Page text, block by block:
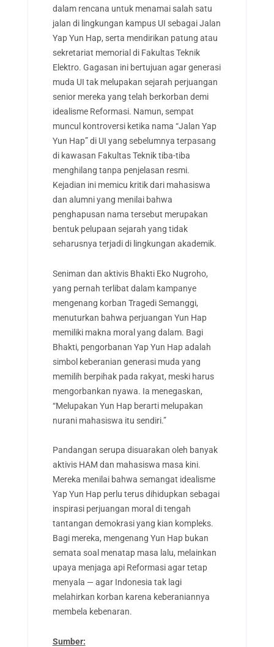
dalam rencana untuk menamai salah satu
jalan di lingkungan kampus UI sebagai Jalan
Yap Yun Hap, serta mendirikan patung atau
sekretariat memorial di Fakultas Teknik
Elektro. Gagasan ini bertujuan agar generasi
muda UI tak melupakan sejarah perjuangan
senior mereka yang telah berkorban demi
idealisme Reformasi. Namun, sempat
muncul kontroversi ketika nama “Jalan Yap
Yun Hap” di UI yang sebelumnya terpasang
di kawasan Fakultas Teknik tiba-tiba
menghilang tanpa penjelasan resmi.
Kejadian ini memicu kritik dari mahasiswa
dan alumni yang menilai bahwa
penghapusan nama tersebut merupakan
bentuk pelupaan sejarah yang tidak
seharusnya terjadi di lingkungan akademik.
Seniman dan aktivis Bhakti Eko Nugroho,
yang pernah terlibat dalam kampanye
mengenang korban Tragedi Semanggi,
menuturkan bahwa perjuangan Yun Hap
memiliki makna moral yang dalam. Bagi
Bhakti, pengorbanan Yap Yun Hap adalah
simbol keberanian generasi muda yang
memilih berpihak pada rakyat, meski harus
mengorbankan nyawa. Ia menegaskan,
“Melupakan Yun Hap berarti melupakan
nurani mahasiswa itu sendiri.”
Pandangan serupa disuarakan oleh banyak
aktivis HAM dan mahasiswa masa kini.
Mereka menilai bahwa semangat idealisme
Yap Yun Hap perlu terus dihidupkan sebagai
inspirasi perjuangan moral di tengah
tantangan demokrasi yang kian kompleks.
Bagi mereka, mengenang Yun Hap bukan
semata soal menatap masa lalu, melainkan
upaya menjaga api Reformasi agar tetap
menyala — agar Indonesia tak lagi
melahirkan korban karena keberaniannya
membela kebenaran.
Sumber: